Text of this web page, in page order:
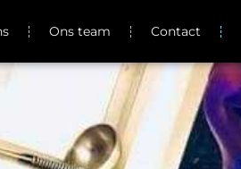
Ons team Contact